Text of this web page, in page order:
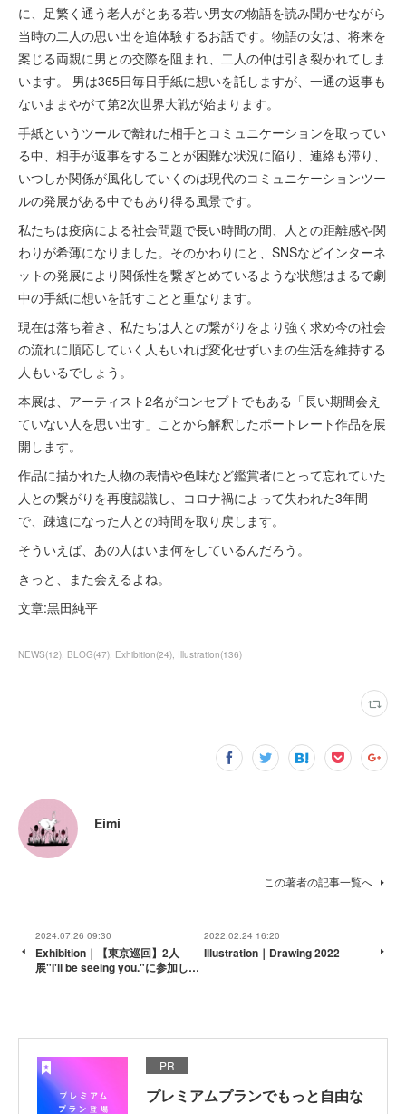
に、足繁く通う老人がとある若い男女の物語を読み聞かせながら
当時の二人の思い出を追体験するお話です。物語の女は、将来を
案じる両親に男との交際を阻まれ、二人の仲は引き裂かれてしま
います。 男は365日毎日手紙に想いを託しますが、一通の返事も
ないままやがて第2次世界大戦が始まります。
手紙というツールで離れた相手とコミュニケーションを取ってい
る中、相手が返事をすることが困難な状況に陥り、連絡も滞り、
いつしか関係が風化していくのは現代のコミュニケーションツー
ルの発展がある中でもあり得る風景です。
私たちは疫病による社会問題で長い時間の間、人との距離感や関
わりが希薄になりました。そのかわりにと、SNSなどインターネ
ットの発展により関係性を繋ぎとめているような状態はまるで劇
中の手紙に想いを託すことと重なります。
現在は落ち着き、私たちは人との繋がりをより強く求め今の社会
の流れに順応していく人もいれば変化せずいまの生活を維持する
人もいるでしょう。
本展は、アーティスト2名がコンセプトでもある「長い期間会え
ていない人を思い出す」ことから解釈したポートレート作品を展
開します。
作品に描かれた人物の表情や色味など鑑賞者にとって忘れていた
人との繋がりを再度認識し、コロナ禍によって失われた3年間
で、疎遠になった人との時間を取り戻します。
そういえば、あの人はいま何をしているんだろう。
きっと、また会えるよね。
文章:黒田純平
NEWS(12) BLOG(47) Exhibition(24) Illustration(136)
Eimi
この著者の記事一覧へ
2024.07.26 09:30
Exhibition｜【東京巡回】2人
展"I'll be seeing you."に参加し…
2022.02.24 16:20
Illustration｜Drawing 2022
PR
プレミアムプランでもっと自由な